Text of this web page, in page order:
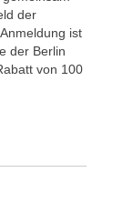
der
ist
der Berlin
von 100